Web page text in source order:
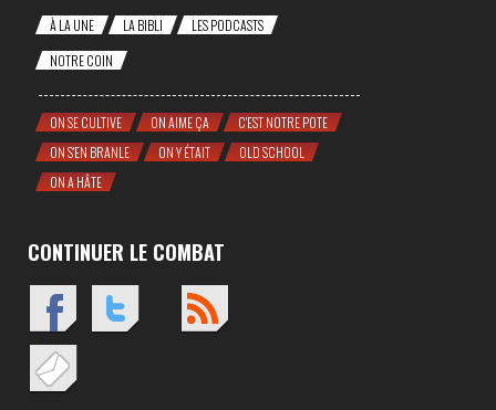
À LA UNE LA BIBLI
LES PODCASTS
NOTRE COIN
ON SE CULTIVE ON AIME ÇA
C'EST NOTRE POTE
ON S'EN BRANLE
ON Y ÉTAIT
OLD SCHOOL
ON A HÂTE
CONTINUER LE COMBAT